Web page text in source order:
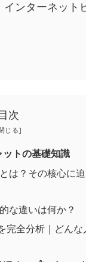
ンターネット
目次
トの基礎知識
は？その核心に
な違いは何か？
完全分析｜どんな